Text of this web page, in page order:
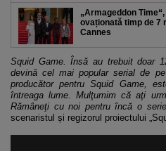
„Armageddon
ovaționată timp de 7
Cannes
Squid Game. Însă au trebuit doar
devină cel mai popular serial de
producător pentru Squid Game,
întreaga lume. Mulţumim că aţi
Rămâneţi cu noi pentru încă o
scenaristul și regizorul proiectului